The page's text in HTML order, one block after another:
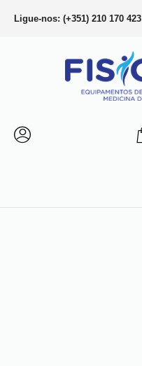
Ligue-nos: (+351) 210 170 423